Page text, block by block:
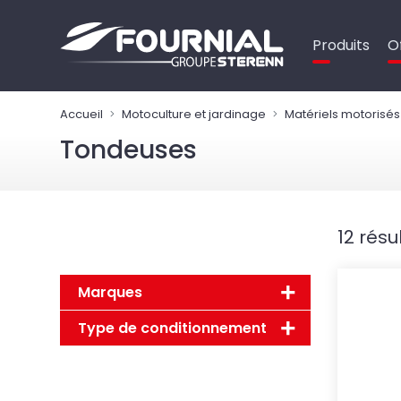
Produits
Accueil Motoculture et jardinage Matériels
Tondeuses
Marques
Type de conditionnement
12